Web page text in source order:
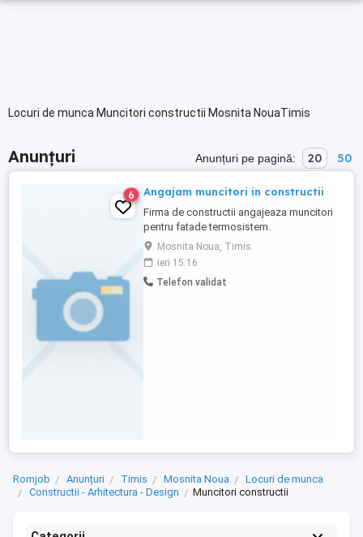
Locuri de munca Muncitori constructii Mosnita NouaTimis
Anunțuri Anunțuri pe pagină: 20 50
6 Angajam muncitori in constructii
Firma de constructii angajeaza muncitori
pentru fatade termosistem.
Mosnita Noua, Timis
ieri 15:16
Telefon validat
Romjob Anunțuri Timis Mosnita Noua
Locuri de munca
Constructii - Arhitectura - Design
Muncitori constructii